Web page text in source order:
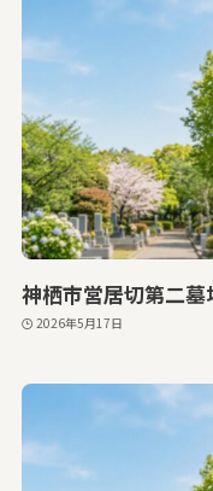
神栖市営居切第二墓
2026年5月17日